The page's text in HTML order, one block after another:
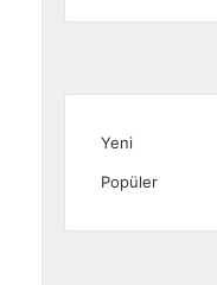
Yeni
Popüler